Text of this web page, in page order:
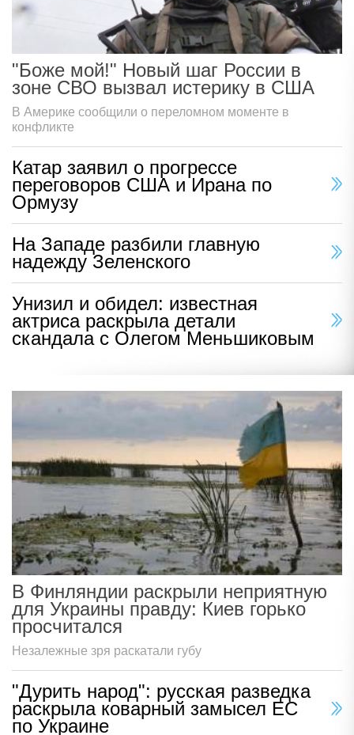
"Боже мой!" Новый шаг России в
зоне СВО вызвал истерику в США
В Америке сообщили о переломном моменте в
конфликте
Катар заявил о прогрессе
переговоров США и Ирана по
Ормузу
На Западе разбили главную
надежду Зеленского
Унизил и обидел: известная
актриса раскрыла детали
скандала с Олегом Меньшиковым
В Финляндии раскрыли неприятную
для Украины правду: Киев горько
просчитался
Незалежные зря раскатали губу
"Дурить народ": русская разведка
раскрыла коварный замысел ЕС
по Украине